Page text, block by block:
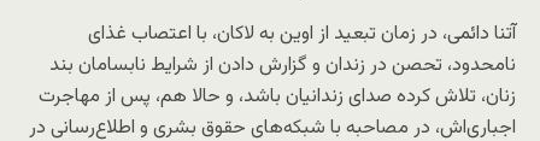
آتنا دائمی، در زمان تبعید از اوین به لاکان، با اعتصاب غذای
نامحدود، تحصن در زندان و گزارش دادن از شرایط نابسامان بند
زنان، تلاش کرده صدای زندانیان باشد، و حالا هم، پس از مهاجرت
اجباری‌اش، در مصاحبه با شبکه‌های حقوق بشری و اطلاع‌رسانی در